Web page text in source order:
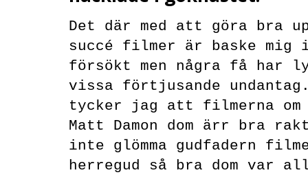
Det där med att göra bra
succé filmer är baske mig
försökt men några få har
vissa förtjusande
tycker jag att filmerna om
Matt Damon dom ärr bra
inte glömma gudfadern
herregud så bra dom var